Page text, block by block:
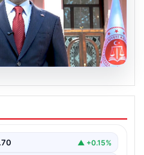
Yasa
Devleti İlkeleri
Türkiye'nin terörden▲ +0.15%